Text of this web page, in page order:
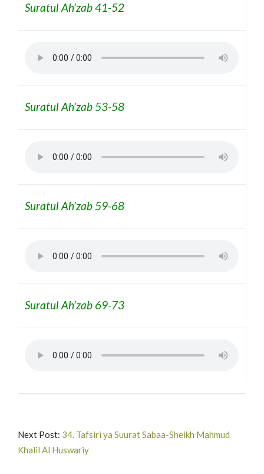
Suratul Ah’zab 41-52
Suratul Ah’zab 53-58
Suratul Ah’zab 59-68
Suratul Ah’zab 69-73
Next Post: 34. Tafsiri ya Suurat Sabaa-Sheikh Mahmud
Khalil Al Huswariy